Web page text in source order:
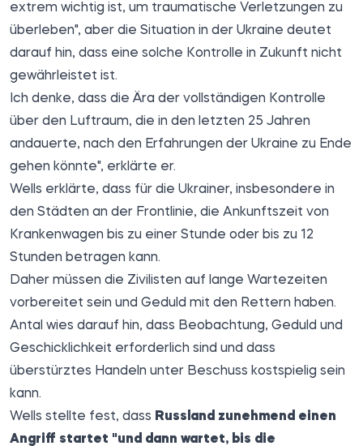
extrem wichtig ist, um traumatische Verletzungen zu
überleben", aber die Situation in der Ukraine deutet
darauf hin, dass eine solche Kontrolle in Zukunft nicht
gewährleistet ist.
Ich denke, dass die Ära der vollständigen Kontrolle
über den Luftraum, die in den letzten 25 Jahren
andauerte, nach den Erfahrungen der Ukraine zu Ende
gehen könnte", erklärte er.
Wells erklärte, dass für die Ukrainer, insbesondere in
den Städten an der Frontlinie, die Ankunftszeit von
Krankenwagen bis zu einer Stunde oder bis zu 12
Stunden betragen kann.
Daher müssen die Zivilisten auf lange Wartezeiten
vorbereitet sein und Geduld mit den Rettern haben.
Antal wies darauf hin, dass Beobachtung, Geduld und
Geschicklichkeit erforderlich sind und dass
überstürztes Handeln unter Beschuss kostspielig sein
kann.
Wells stellte fest, dass Russland zunehmend einen
Angriff startet "und dann wartet, bis die